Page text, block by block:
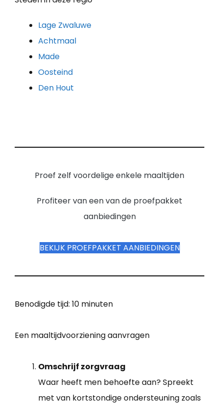
Lage Zwaluwe
Achtmaal
Made
Oosteind
Den Hout
Proef zelf voordelige enkele maaltijden
Profiteer van een van de proefpakket
aanbiedingen
BEKIJK PROEFPAKKET AANBIEDINGEN
Benodigde tijd: 10 minuten
Een maaltijdvoorziening aanvragen
Omschrijf zorgvraag
Waar heeft men behoefte aan? Spreekt
met van kortstondige ondersteuning zoals